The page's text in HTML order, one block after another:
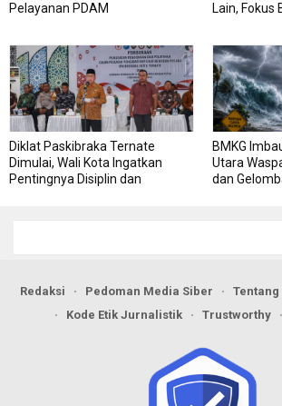
Pelayanan PDAM
Lain, Fokus
Diklat Paskibraka Ternate
Dimulai, Wali Kota Ingatkan
Pentingnya Disiplin dan
BMKG
Utara
dan
Redaksi Pedoman Media Siber
Tentang
Kode Etik Jurnalistik
Trustworthy